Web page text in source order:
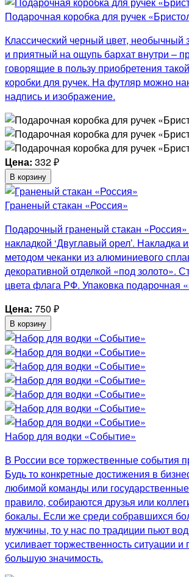
Подарочная коробка для ручек
Классический черный цвет, необычный
и приятный на ощупь бархат внутри –
говорящие в пользу приобретения
коробки для ручек. На футляр можно
надпись и изображение.
Цена: 332₽
В корзину
Граненый стакан «Россия»
Подарочный граненый стакан «Россия»
накладкой ‘Двуглавый орел’. Накладка
методом чеканки из алюминиевого
декоративной отделкой «под золото».
цвета флага РФ. Упаковка подарочная
Цена: 750 ₽
В корзину
Набор для водки «Событие»
В России все торжественные события
Будь то конкретные достижения в
любимой команды или
правило, собираются друзья или
бокалы. Если же среди собравшихся
мужчины, то у нас по традиции пьют
усиливает торжественность ситуации и
большую значимость.